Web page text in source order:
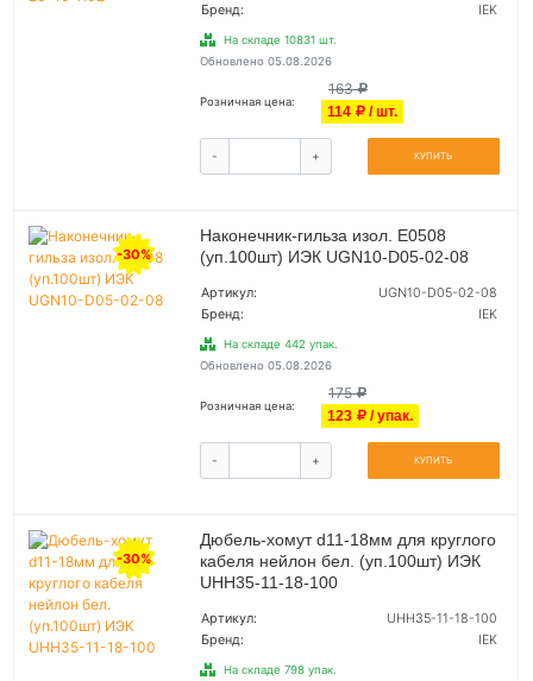
Бренд:
IEK
На складе 10831 шт.
Обновлено 05.08.2026
Розничная цена:
163
114 / шт.
- + КУПИТЬ
-30%
Наконечник-гильза изол. Е0508
(уп.100шт) ИЭК UGN10-D05-02-08
Артикул:
UGN10-D05-02-08
Бренд:
IEK
На складе 442 упак.
Обновлено 05.08.2026
Розничная цена:
175
123 / упак.
- + КУПИТЬ
-30%
Дюбель-хомут d11-18мм для круглого
кабеля нейлон бел. (уп.100шт) ИЭК
UHH35-11-18-100
Артикул:
UHH35-11-18-100
Бренд:
IEK
На складе 798 упак.